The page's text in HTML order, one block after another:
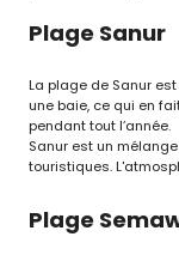
Plage Sanur
La plage de Sanur
une baie, ce qui en
pendant tout l’année.
Sanur est un
touristiques.
Plage